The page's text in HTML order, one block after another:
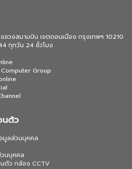
ขวงสนามบิน เขตดอนเมือง กรุงเทพฯ 10210
ทุกวัน 24 ชั่วโมง
Group
นตัว
มูลส่วนบุคคล
นบุคคล
นตัว กล้อง CCTV